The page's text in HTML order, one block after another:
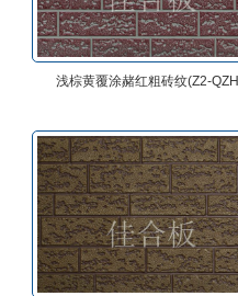
浅棕黄覆涂赭红粗砖纹(Z2-